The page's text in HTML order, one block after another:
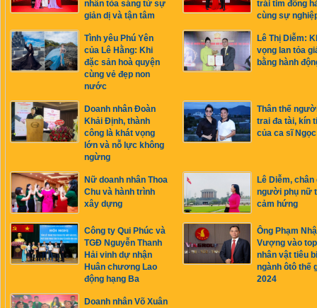
nhân tỏa sáng từ sự
giản dị và tận tâm
trái tim đồng
cùng sự
Tình yêu Phú Yên
của Lê Hằng: Khi
đặc sản hoà quyện
cùng vẻ đẹp non
nước
Lê Thị Diễm:
vọng lan tỏa
bằng hành
Doanh nhân Đoàn
Khải Định, thành
công là khát vọng
lớn và nỗ lực không
ngừng
Thân thế
trai đa tài, kín
của ca sĩ
Nữ doanh nhân Thoa
Chu và hành trình
xây dựng
Lê Diễm, chân
người phụ nữ
cảm hứng
Công ty Qui Phúc và
TGĐ Nguyễn Thanh
Hải vinh dự nhận
Huân chương Lao
động hạng Ba
Ông Phạm
Vượng vào
nhân vật tiêu
ngành ôtô thế
2024
Doanh nhân Võ Xuân